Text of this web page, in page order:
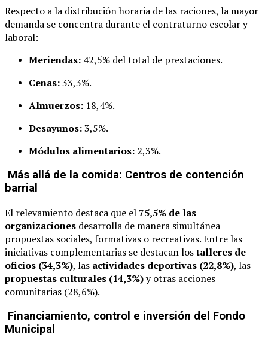
Respecto a la distribución horaria de las raciones, la mayor
demanda se concentra durante el contraturno escolar y
laboral:
Meriendas: 42,5% del total de prestaciones.
Cenas:33,3%.
Almuerzos: 18,4%.
Desayunos:3,5%.
Módulos alimentarios: 2,3%.
Más allá de la comida: Centros de contención
barrial
El relevamiento destaca que el75,5% de las
organizaciones desarrolla de manera simultánea
propuestas sociales, formativas o recreativas. Entre las
iniciativas complementarias se destacan lostalleres de
oficios (34,3%), las actividades deportivas (22,8%), las
propuestas culturales (14,3%)y otras acciones
comunitarias (28,6%).
Financiamiento, control e inversión del Fondo
Municipal